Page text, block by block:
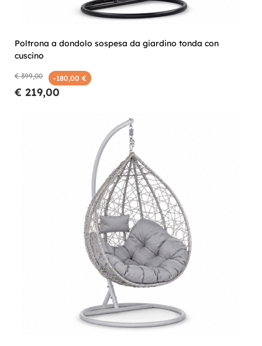
Poltrona a dondolo sospesa da giardino tonda con
cuscino
€ 399,00 -180,00 €
€ 219,00